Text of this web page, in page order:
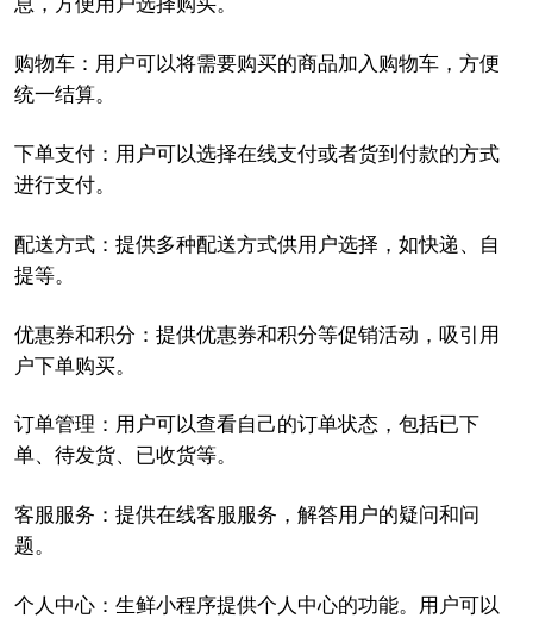
购物车：用户可以将需要购买的商品加入购物车，方便
统一结算。
下单支付：用户可以选择在线支付或者货到付款的方式
进行支付。
配送方式：提供多种配送方式供用户选择，如快递、自
提等。
优惠券和积分：提供优惠券和积分等促销活动，吸引用
户下单购买。
订单管理：用户可以查看自己的订单状态，包括已下
单、待发货、已收货等。
客服服务：提供在线客服服务，解答用户的疑问和问
题。
个人中心：生鲜小程序提供个人中心的功能。用户可以